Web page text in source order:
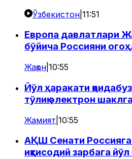
Ўзбекистон 11:51
Европа давлатлари
бўйича Россияни
Жаҳон 10:55
Йўл ҳаракати
тўлиқ электрон
Жамият 10:55
АҚШ Сенати Россияга
иқтисодий зарбага